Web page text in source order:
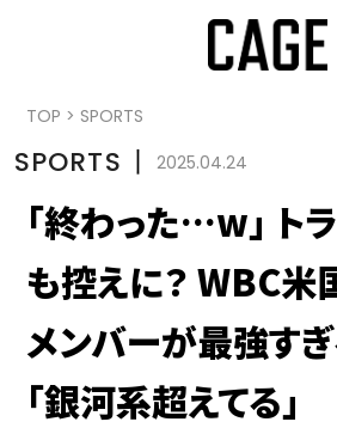
TOP > SPORTS
SPORTS 丨 2025.04.24
「終わった…w」 ト
も控えに？ WBC
メンバーが最強す
「銀河系超えてる」